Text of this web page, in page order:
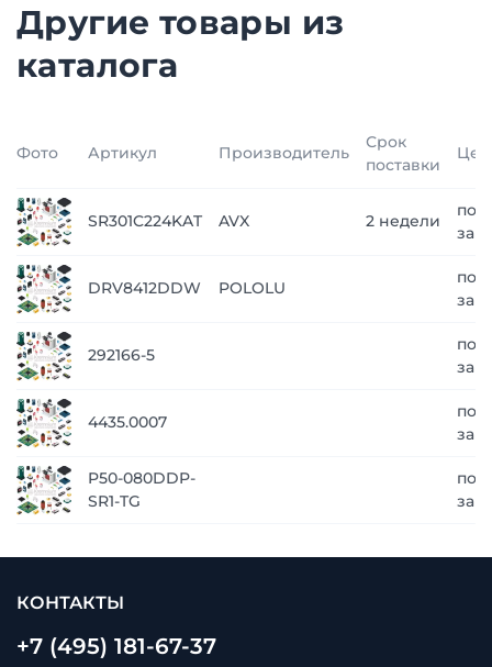
Другие товары из
каталога
Фото Артикул Производитель
Срок
поставки
SR301C224KAT AVX 2 недели
по
DRV8412DDW POLOLU
по
292166-5
по
4435.0007
по
P50-080DDP-
SR1-TG
по
КОНТАКТЫ
+7 (495) 181-67-37